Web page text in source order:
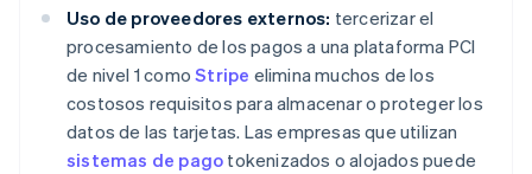
Uso de proveedores externos: tercerizar el
procesamiento de los pagos a una plataforma PCI
de nivel 1 comoStripe elimina muchos de los
costosos requisitos para almacenar o proteger los
datos de las tarjetas. Las empresas que utilizan
sistemas de pago tokenizados o alojados puede